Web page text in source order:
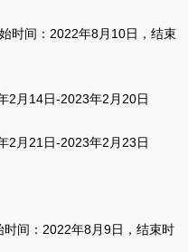
时间：2022年8月10日，结束
2月14日-2023年2月20日
2月21日-2023年2月23日
间：2022年8月9日，结束时